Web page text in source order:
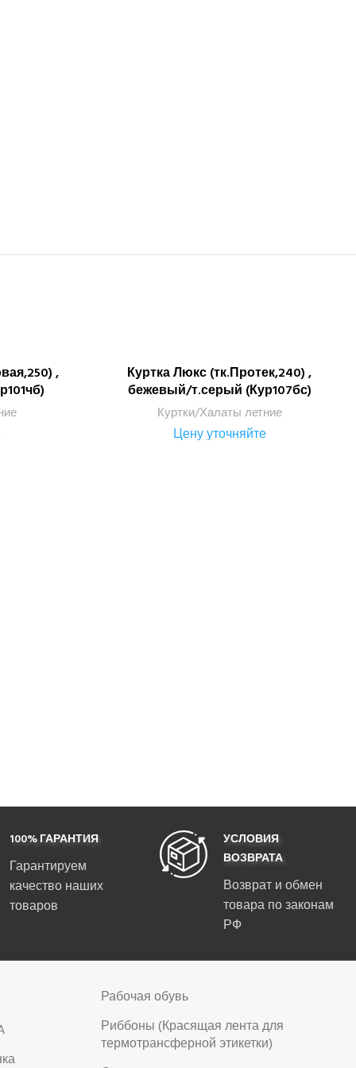
,
ПОДРОБНЕЕ
Куртка Люкс (тк.Протек,240) ,
бежевый/т.серый (Кур107бс)
Куртки/Халаты летние
Цену уточняйте
100% ГАРАНТИЯ
Гарантируем
качество наших
товаров
УСЛОВИЯ
ВОЗВРАТА
Возврат и обмен
товара по законам
РФ
Рабочая обувь
Риббоны (Красящая лента для
термотрансферной этикетки)